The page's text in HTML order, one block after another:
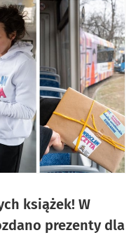
książek! W
prezenty dla